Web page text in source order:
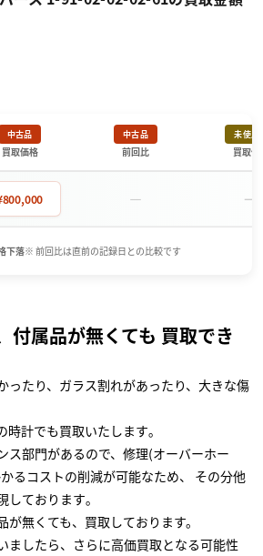
中古品
買取価格
中古品
前回比
未使用
買取価
－ －
下落※ 前回比は直前の記録日との比較です
付属品が無くても 買取でき
ったり、ガラス割れがあったり、大きな傷
時計でも買取いたします｡
ス部門があるので、修理(オーバーホー
るコストの削減が可能なため、 その分他
しております｡
無くても、買取しております。
ましたら、さらに高価買取となる可能性